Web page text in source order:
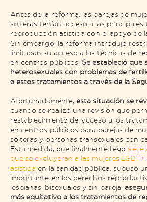
Antes de la reforma, las parejas de
solteras tenían acceso a las principales
reproducción asistida con el apoyo de
Sin embargo, la reforma introdujo
limitaban su acceso a las técnicas de
en centros públicos. Se estableció que
heterosexuales con problemas de
a estos tratamientos a través de la
Afortunadamente, esta situación se
cuando se realizó una revisión que
restablecimiento del acceso a los
en centros públicos para parejas de
solteras y personas transexuales con
Esta medida, que finalmente llegó siete
que se excluyeran a las mujeres
asistida en la sanidad pública, supuso
importante en los derechos
lesbianas, bisexuales y sin pareja,
más equitativo a los tratamientos de